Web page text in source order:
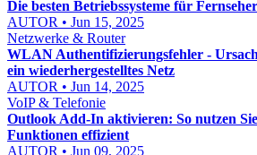
Die besten Betriebssysteme für
AUTOR • Jun 15, 2025
Netzwerke & Router
WLAN Authentifizierungsfehler -
ein wiederhergestelltes Netz
AUTOR • Jun 14, 2025
VoIP & Telefonie
Outlook Add-In aktivieren: So nutzen
Funktionen effizient
AUTOR • Jun 09, 2025